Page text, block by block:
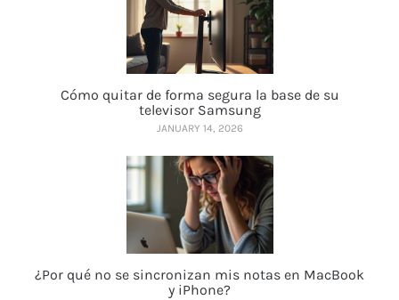
Cómo quitar de forma segura la base de su
televisor Samsung
JANUARY 14, 2026
¿Por qué no se sincronizan mis notas en MacBook
y iPhone?